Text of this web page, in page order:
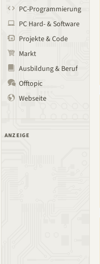
PC-Programmierung
PC Hard- & Software
Projekte & Code
Markt
Ausbildung & Beruf
Offtopic
Webseite
ANZEIGE